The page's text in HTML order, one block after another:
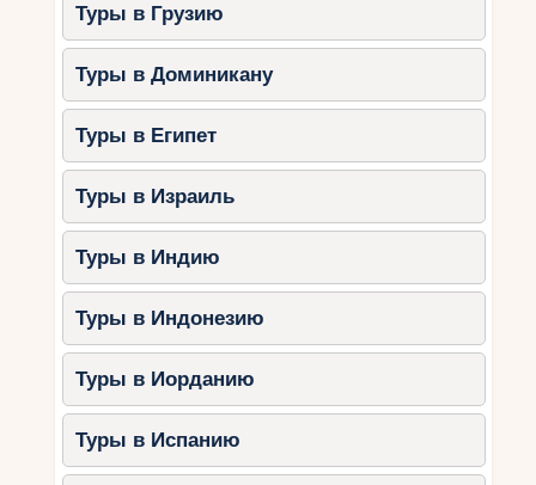
Туры в Грузию
Туры в Доминикану
Туры в Египет
Туры в Израиль
Туры в Индию
Туры в Индонезию
Туры в Иорданию
Туры в Испанию